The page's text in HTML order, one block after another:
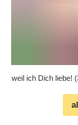
weil ich Dich liebe!